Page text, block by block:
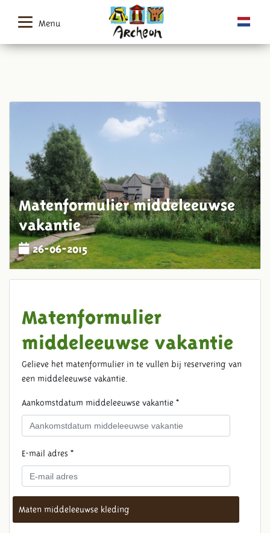
Menu
Matenformulier middeleeuwse
vakantie
26-06-2015
Matenformulier
middeleeuwse vakantie
Gelieve het matenformulier in te vullen bij reservering van
een middeleeuwse vakantie.
Aankomstdatum middeleeuwse vakantie *
E-mail adres *
Maten middeleeuwse kleding